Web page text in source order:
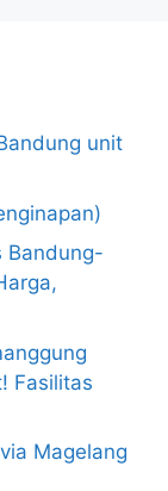
unit
Bandung-
Fasilitas
Magelang